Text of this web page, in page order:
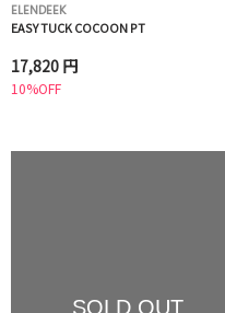
ELENDEEK
EASY TUCK COCOON PT
17,820 円
10%OFF
SOLD OUT